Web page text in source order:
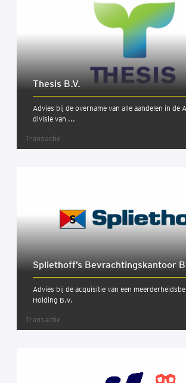
The­sis B.V.
Advies bij de overname van alle aandelen in de
divisie van ...
Transactie
Spliethoff’s Bevrach­tings­kan­toor
Advies bij de acquisitie van een
Holding B.V.
Transactie